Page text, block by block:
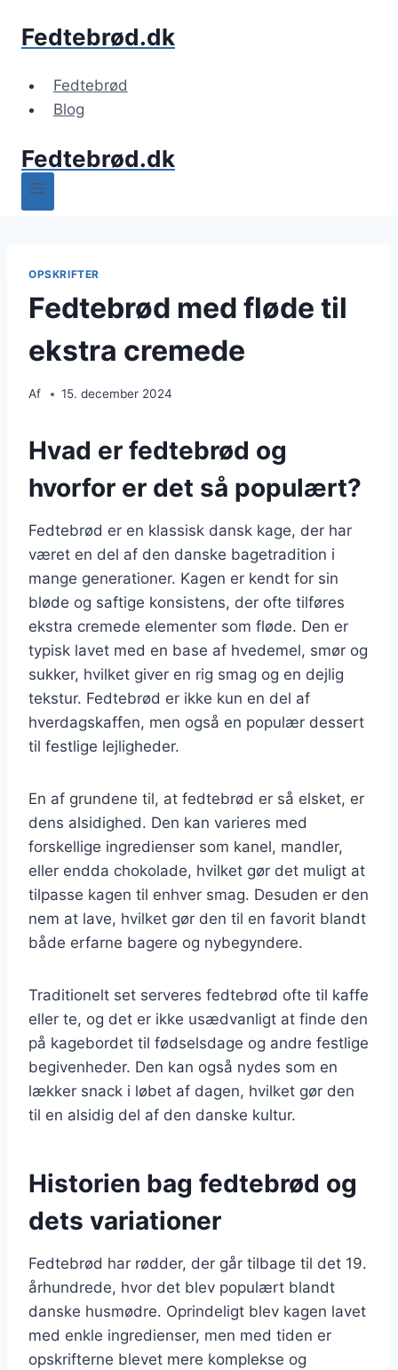
Fedtebrød.dk
Fedtebrød
Blog
Fedtebrød.dk
OPSKRIFTER
Fedtebrød med fløde til
ekstra cremede
Af 15. december 2024
Hvad er fedtebrød og
hvorfor er det så populært?
Fedtebrød er en klassisk dansk kage, der har
været en del af den danske bagetradition i
mange generationer. Kagen er kendt for sin
bløde og saftige konsistens, der ofte tilføres
ekstra cremede elementer som fløde. Den er
typisk lavet med en base af hvedemel, smør og
sukker, hvilket giver en rig smag og en dejlig
tekstur. Fedtebrød er ikke kun en del af
hverdagskaffen, men også en populær dessert
til festlige lejligheder.
En af grundene til, at fedtebrød er så elsket, er
dens alsidighed. Den kan varieres med
forskellige ingredienser som kanel, mandler,
eller endda chokolade, hvilket gør det muligt at
tilpasse kagen til enhver smag. Desuden er den
nem at lave, hvilket gør den til en favorit blandt
både erfarne bagere og nybegyndere.
Traditionelt set serveres fedtebrød ofte til kaffe
eller te, og det er ikke usædvanligt at finde den
på kagebordet til fødselsdage og andre festlige
begivenheder. Den kan også nydes som en
lækker snack i løbet af dagen, hvilket gør den
til en alsidig del af den danske kultur.
Historien bag fedtebrød og
dets variationer
Fedtebrød har rødder, der går tilbage til det 19.
århundrede, hvor det blev populært blandt
danske husmødre. Oprindeligt blev kagen lavet
med enkle ingredienser, men med tiden er
opskrifterne blevet mere komplekse og